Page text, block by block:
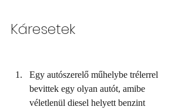
Káresetek
Egy autószerelő műhelybe trélerrel
bevittek egy olyan autót, amibe
véletlenül diesel helyett benzint